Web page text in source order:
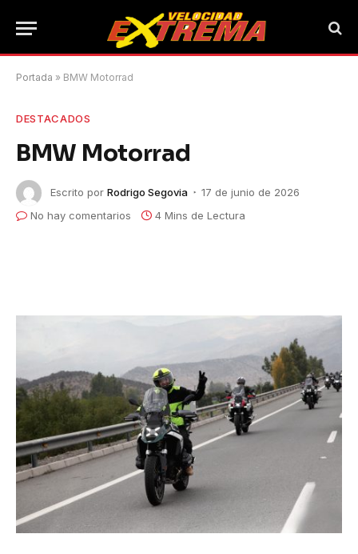
Portada » BMW Motorrad
DESTACADOS
BMW Motorrad
Escrito por Rodrigo Segovia
17 de junio de 2026
No hay comentarios
4 Mins de Lectura